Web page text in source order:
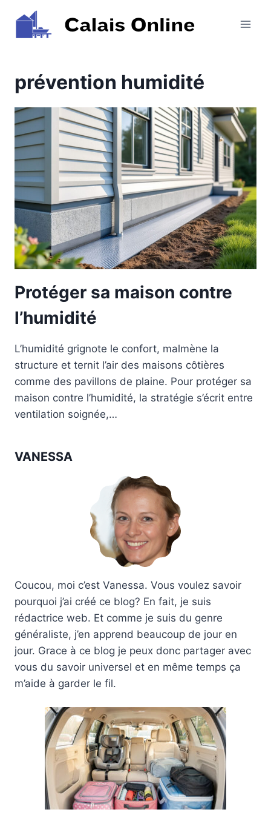
contenu
prévention humidité
Protéger sa maison contre
l’humidité
L’humidité grignote le confort, malmène la
structure et ternit l’air des maisons côtières
comme des pavillons de plaine. Pour protéger sa
maison contre l’humidité, la stratégie s’écrit entre
ventilation soignée,…
VANESSA
Coucou, moi c’est Vanessa. Vous voulez savoir
pourquoi j’ai créé ce blog? En fait, je suis
rédactrice web. Et comme je suis du genre
généraliste, j’en apprend beaucoup de jour en
jour. Grace à ce blog je peux donc partager avec
vous du savoir universel et en même temps ça
m’aide à garder le fil.